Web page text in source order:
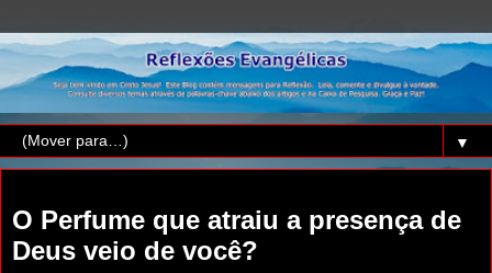
▼
O Perfume que atraiu a presença de
Deus veio de você?